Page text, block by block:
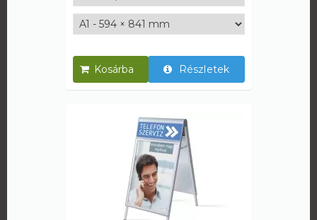
Részletek